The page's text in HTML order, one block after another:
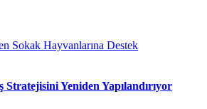
Yeniden Yapılandırıyor